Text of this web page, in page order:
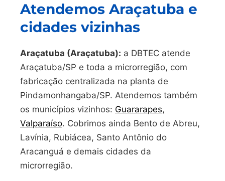
Atendemos Araçatuba e
cidades vizinhas
Araçatuba (Araçatuba): a DBTEC atende
Araçatuba/SP e toda a microrregião, com
fabricação centralizada na planta de
Pindamonhangaba/SP. Atendemos também
os municípios vizinhos: Guararapes,
Valparaíso. Cobrimos ainda Bento de Abreu,
Lavínia, Rubiácea, Santo Antônio do
Aracanguá e demais cidades da
microrregião.